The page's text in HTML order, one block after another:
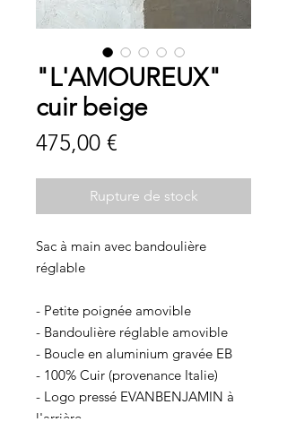
"L'AMOUREUX"
cuir beige
475,00 €
Rupture de stock
Sac à main avec bandoulière
réglable
- Petite poignée amovible
- Bandoulière réglable amovible
- Boucle en aluminium gravée EB
- 100% Cuir (provenance Italie)
- Logo pressé EVANBENJAMIN à
l'arrière